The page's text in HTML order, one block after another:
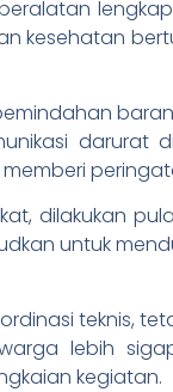
kesehatan
darurat
memberi
dilakukan
untuk
teknis,
lebih
kegiatan.